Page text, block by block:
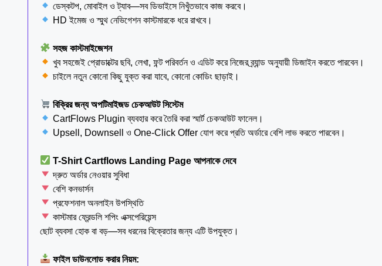
ডেস্কটপ, মোবাইল ও ট্যাব—সব ডিভাইসে নিখুঁতভাবে কাজ করবে।
HD ইমেজ ও স্মুথ নেভিগেশন কাস্টমারকে ধরে রাখবে।
সহজ কাস্টমাইজেশন
খুব সহজেই প্রোডাক্টের ছবি, লেখা, ফন্ট পরিবর্তন ও এডিট করে নিজের ব্র্যান্ড অনুযায়ী ডিজাইন করতে পারবেন।
চাইলে নতুন কোনো কিছু যুক্ত করা যাবে, কোনো কোডিং ছাড়াই।
বিক্রির জন্য অপটিমাইজড চেকআউট সিস্টেম
CartFlows Plugin ব্যবহার করে তৈরি করা স্মার্ট চেকআউট ফানেল।
Upsell, Downsell ও One-Click Offer যোগ করে প্রতি অর্ডারে বেশি লাভ করতে পারবেন।
T-Shirt Cartflows Landing Page আপনাকে দেবে
দ্রুত অর্ডার নেওয়ার সুবিধা
বেশি কনভার্সন
প্রফেশনাল অনলাইন উপস্থিতি
কাস্টমার ফ্রেন্ডলি শপিং এক্সপেরিয়েন্স
ছোট ব্যবসা হোক বা বড়—সব ধরনের বিক্রেতার জন্য এটি উপযুক্ত।
ফাইল ডাউনলোড করার নিয়ম: